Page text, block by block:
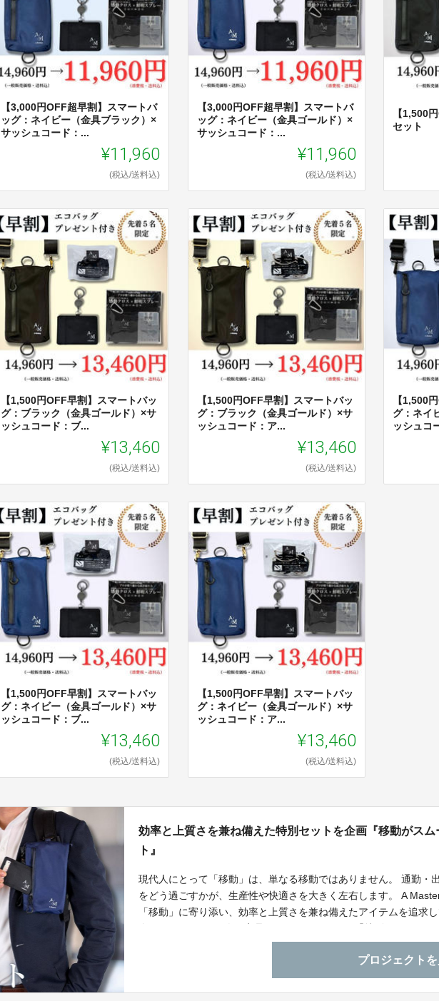
【3,000円OFF超早割】スマートバ
ッグ：ネイビー（金具ブラック）×
サッシュコード：...
¥11,960
(税込/送料込)
【3,000円OFF超早割】スマートバ
ッグ：ネイビー（金具ゴールド）×
サッシュコード：...
¥11,960
(税込/送料込)
【1,500
セット
【1,500円OFF早割】スマートバッ
グ：ブラック（金具ゴールド）×サ
ッシュコード：ブ...
¥13,460
(税込/送料込)
【1,500円OFF早割】スマートバッ
グ：ブラック（金具ゴールド）×サ
ッシュコード：ア...
¥13,460
(税込/送料込)
【1,500
グ：ネイ
ッシュコ
【1,500円OFF早割】スマートバッ
グ：ネイビー（金具ゴールド）×サ
ッシュコード：ブ...
¥13,460
(税込/送料込)
【1,500円OFF早割】スマートバッ
グ：ネイビー（金具ゴールド）×サ
ッシュコード：ア...
¥13,460
(税込/送料込)
効率と上質さを兼ね備えた特別セットを企画『移動がスム
ト』
現代人にとって「移動」は、単なる移動ではありません。 通勤
をどう過ごすかが、生産性や快適さを大きく左右します。 A
「移動」に寄り添い、効率と上質さを兼ね備えたアイテムを追求
なく、“日常を整えるアイテム” としてお届けします。
プロジェクト